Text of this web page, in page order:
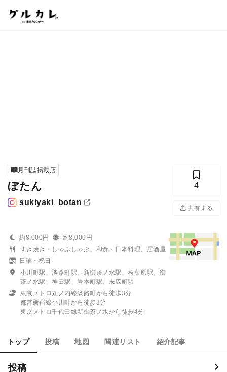
月刊誌掲載店
ぼたん
sukiyaki_botan
4
共有する
約8,000円
約8,000円
すき焼き・しゃぶしゃぶ、和食・日本料理、居酒屋
日曜・祝日
小川町駅、淡路町駅、新御茶ノ水駅、秋葉原駅、御
茶ノ水駅、神田駅、岩本町駅、末広町駅
東京メトロ丸ノ内線淡路町から徒歩3分
都営新宿線小川町から徒歩3分
東京メトロ千代田線新御茶ノ水から徒歩4分
トップ 投稿 地図 関連リスト 紹介記事
投稿